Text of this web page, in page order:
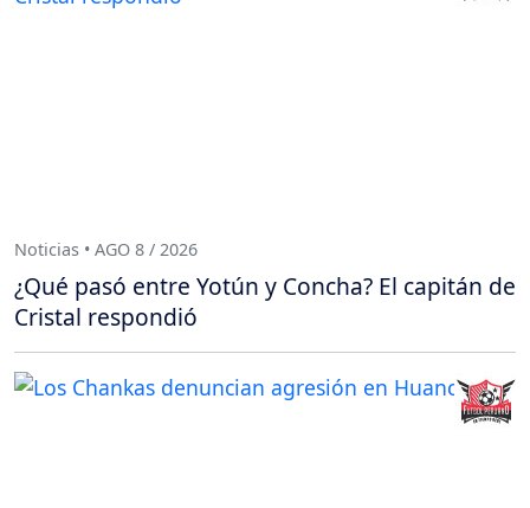
Noticias • AGO 8 / 2026
¿Qué pasó entre Yotún y Concha? El capitán de
Cristal respondió